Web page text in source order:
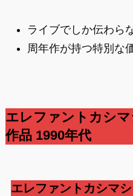
ライブでしか伝わら
周年作が持つ特別な
エレファントカシ
作品 1990年代
エレファントカシマシ